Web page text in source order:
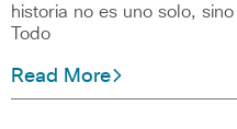
historia no es uno solo,
Todo
Read More